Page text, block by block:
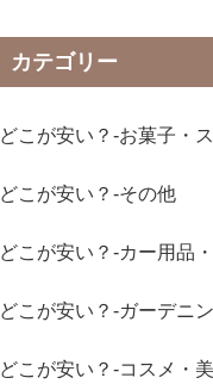
カテゴリー
どこが安い？-お菓子・
どこが安い？-その他
どこが安い？-カー用品
どこが安い？-ガーデニ
どこが安い？-コスメ・